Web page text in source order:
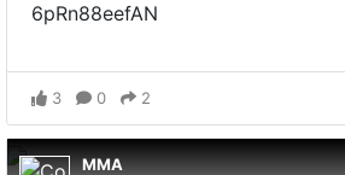
6pRn88eefAN
3 0 2
MMA